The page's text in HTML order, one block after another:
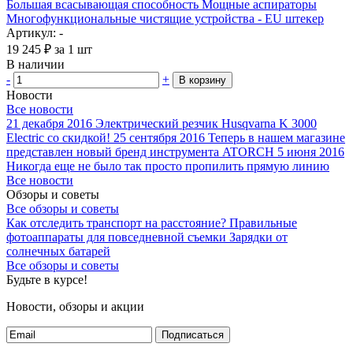
Большая всасывающая способность Мощные аспираторы
Многофункциональные чистящие устройства - EU штекер
Артикул: -
19 245 ₽ за 1 шт
В наличии
-
+ В корзину
Новости
Все новости
21 декабря 2016 Электрический резчик Husqvarna K 3000
Electric со скидкой! 25 сентября 2016 Теперь в нашем магазине
представлен новый бренд инструмента ATORCH 5 июня 2016
Никогда еще не было так просто пропилить прямую линию
Все новости
Обзоры и советы
Все обзоры и советы
Как отследить транспорт на расстояние? Правильные
фотоаппараты для повседневной съемки Зарядки от
солнечных батарей
Все обзоры и советы
Будьте в курсе!
Новости, обзоры и акции
Подписаться